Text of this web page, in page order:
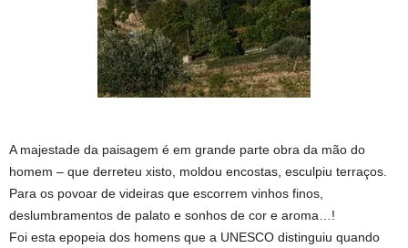
A majestade da paisagem é em grande parte obra da mão do
homem – que derreteu xisto, moldou encostas, esculpiu terraços.
Para os povoar de videiras que escorrem vinhos finos,
deslumbramentos de palato e sonhos de cor e aroma…!
Foi esta epopeia dos homens que a UNESCO distinguiu quando